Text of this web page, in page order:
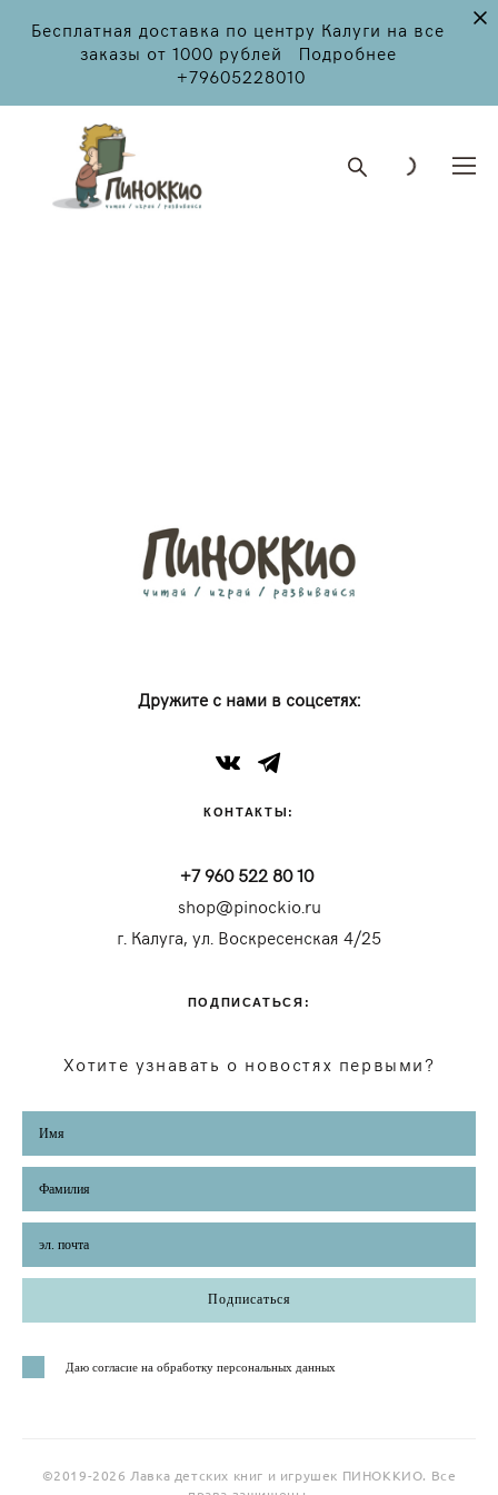
Бесплатная доставка по центру Калуги на все
заказы от 1000 рублей Подробнее
+79605228010
Дружите с нами в соцсетях:
КОНТАКТЫ:
+7 960 522 80 10
shop@pinockio.ru
г. Калуга, ул. Воскресенская 4/25
ПОДПИСАТЬСЯ:
Хотите узнавать о новостях первыми?
Подписаться
Даю согласие на обработку персональных данных
©2019-2026 Лавка детских книг и игрушек ПИНОККИО. Все